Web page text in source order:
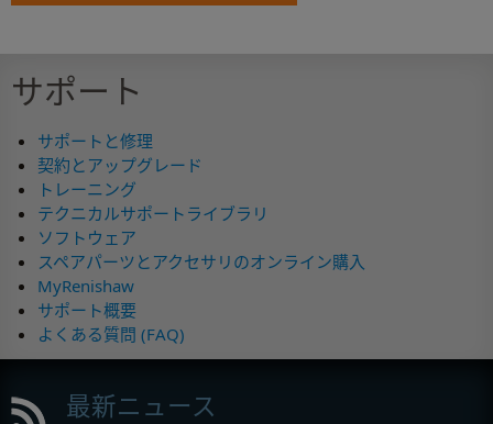
サポート
サポートと修理
契約とアップグレード
トレーニング
テクニカルサポートライブラリ
ソフトウェア
スペアパーツとアクセサリのオンライン購入
MyRenishaw
サポート概要
よくある質問 (FAQ)
最新ニュース